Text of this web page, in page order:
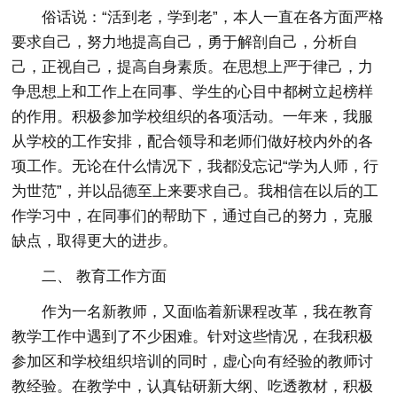
俗话说：“活到老，学到老”，本人一直在各方面严格
要求自己，努力地提高自己，勇于解剖自己，分析自
己，正视自己，提高自身素质。在思想上严于律己，力
争思想上和工作上在同事、学生的心目中都树立起榜样
的作用。积极参加学校组织的各项活动。一年来，我服
从学校的工作安排，配合领导和老师们做好校内外的各
项工作。无论在什么情况下，我都没忘记“学为人师，行
为世范”，并以品德至上来要求自己。我相信在以后的工
作学习中，在同事们的帮助下，通过自己的努力，克服
缺点，取得更大的进步。
二、 教育工作方面
作为一名新教师，又面临着新课程改革，我在教育
教学工作中遇到了不少困难。针对这些情况，在我积极
参加区和学校组织培训的同时，虚心向有经验的教师讨
教经验。在教学中，认真钻研新大纲、吃透教材，积极